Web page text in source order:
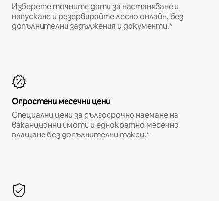
Изберете точните дати за настаняване и
напускане и резервирайте лесно онлайн, без
допълнителни задължения и документи.*
Опростени месечни цени
Специални цени за дългосрочно наемане на
ваканционни имоти и еднократно месечно
плащане без допълнителни такси.*